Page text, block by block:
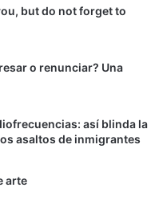
but do not forget to
o renunciar? Una
así blinda la
asaltos de inmigrantes
arte